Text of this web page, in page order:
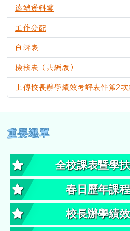
遠端資料雲
工作分配
自評表
檢核表（共編版）
上傳校長辦學績效考評表件第2次
左邊區域內容
重要選單
全校課表暨學
春日歷年課
校長辦學績